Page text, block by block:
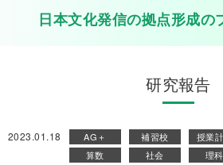
日本文化発信の拠点形成の
研究報告
2023.01.18 AG＋ 補習校 授業
算数
社会 理科